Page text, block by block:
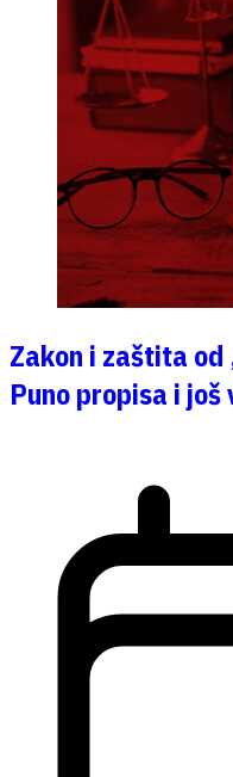
Zakon i zaštita od
Puno propisa i još